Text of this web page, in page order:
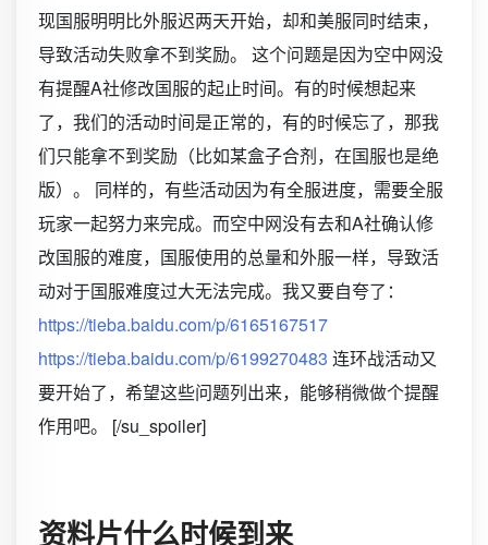
现国服明明比外服迟两天开始，却和美服同时结束，
导致活动失败拿不到奖励。 这个问题是因为空中网没
有提醒A社修改国服的起止时间。有的时候想起来
了，我们的活动时间是正常的，有的时候忘了，那我
们只能拿不到奖励（比如某盒子合剂，在国服也是绝
版）。 同样的，有些活动因为有全服进度，需要全服
玩家一起努力来完成。而空中网没有去和A社确认修
改国服的难度，国服使用的总量和外服一样，导致活
动对于国服难度过大无法完成。我又要自夸了：
https://tieba.baidu.com/p/6165167517
https://tieba.baidu.com/p/6199270483 连环战活动又
要开始了，希望这些问题列出来，能够稍微做个提醒
作用吧。 [/su_spoiler]
资料片什么时候到来